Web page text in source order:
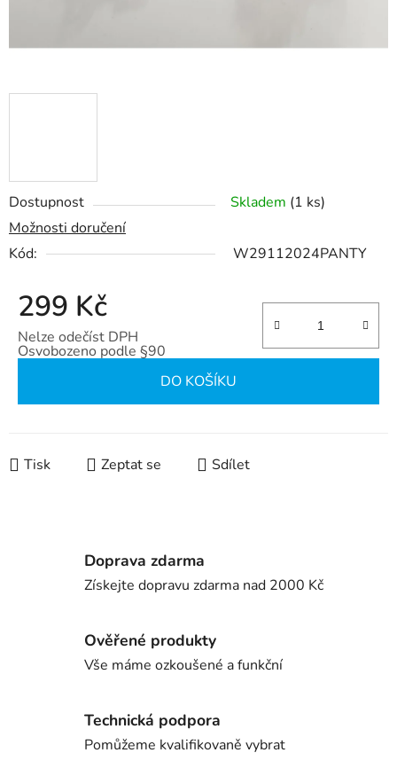
Dostupnost Skladem (1 ks)
Možnosti doručení
Kód:
W29112024PANTY
299 Kč
Nelze odečíst DPH
Osvobozeno podle §90
DO KOŠÍKU
Tisk Zeptat se Sdílet
Doprava zdarma
Získejte dopravu zdarma nad 2000 Kč
Ověřené produkty
Vše máme ozkoušené a funkční
Technická podpora
Pomůžeme kvalifikovaně vybrat